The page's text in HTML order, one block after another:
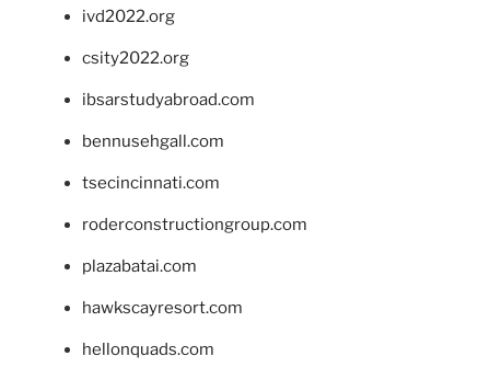
ivd2022.org
csity2022.org
ibsarstudyabroad.com
bennusehgall.com
tsecincinnati.com
roderconstructiongroup.com
plazabatai.com
hawkscayresort.com
hellonquads.com